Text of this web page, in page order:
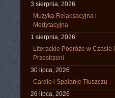
3 sierpnia, 2026
Muzyka Relaksacyjna i
Medytacyjna
1 sierpnia, 2026
Literackie Podróże w Czasie i
Przestrzeni
30 lipca, 2026
Cardio i Spalanie Tłuszczu
26 lipca, 2026